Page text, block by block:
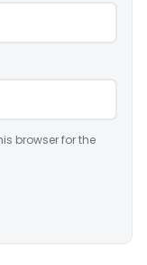
browser for the